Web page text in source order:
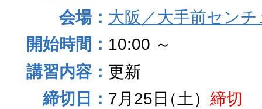
大阪／大手前セン
10:00 ～
更新
7月25日（土） 締切